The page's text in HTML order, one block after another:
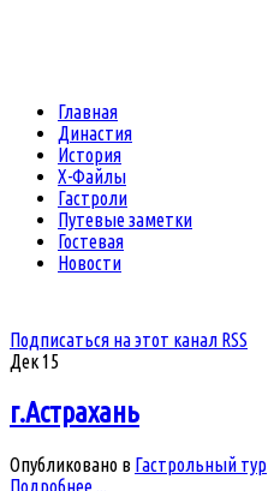
Главная
Династия
История
Х-Файлы
Гастроли
Путевые заметки
Гостевая
Новости
Подписаться на этот канал RSS
Дек 15
г.Астрахань
Опубликовано в Гастрольный тур
Подробнее ...